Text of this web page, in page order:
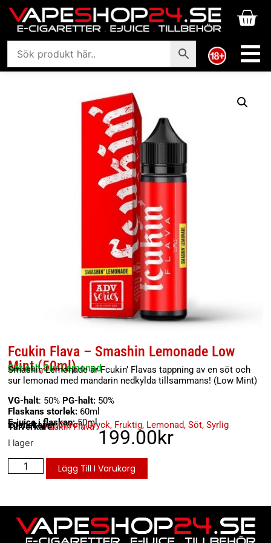
Fcukin Flava – Smashin Lemonade Low
Mint (50ml)
Söt och Sur Lemonad
Smashin Lemonade är Fcukin’ Flavas tappning av en söt och
sur lemonad med mandarin nedkylda tillsammans! (Low Mint)
VG-halt: 50% PG-halt: 50%
Flaskans storlek: 60ml
E-juice i flaskan:50ml
Egenskaper:Citron,Dryck, Fruktig, Lemonad,Söt,Syrlig
Tillverkare:Fcukin Flava 199.00kr
I lager
Lägg Till I Varukorg